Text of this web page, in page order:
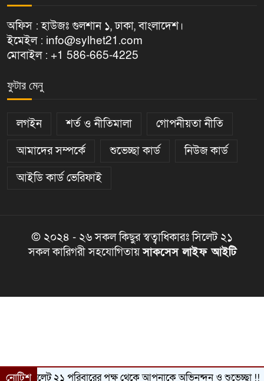
অফিস : হাউজঃ গুলশান ১, ঢাকা, বাংলাদেশ।
ইমেইল : info@sylhet21.com
মোবাইল : +1 586-665-4225
ফুটার মেনু
লগইন শর্ত ও নীতিমালা
গোপনীয়তা নীতি
আমাদের সম্পর্কে
শুভেচ্ছা কার্ড
নিউজ কার্ড
আইডি কার্ড ভেরিফাই
© ২০২৪ - ২৬ সকল কিছুর স্বত্বাধিকারঃ সিলেট ২১
সকল কারিগরী সহযোগিতায়সাকসেস লাইফ আইটি
নোটিশ
সিলেট ২১ পরিবারের পক্ষ থেকে আপনাকে অভিনন্দন ও শুভেচ্ছা !!